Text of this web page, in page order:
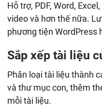
Hỗ trợ, PDF, Word,
video và hơn thế nữa.
phương tiện WordPress
Sắp xếp tài liệu
Phân loại tài liệu thành
và thư mục con, thêm
mỗi tài liệu.